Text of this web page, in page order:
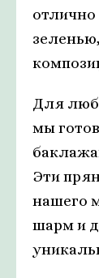
отлично
Для
мы
Эти
нашего
шарм и